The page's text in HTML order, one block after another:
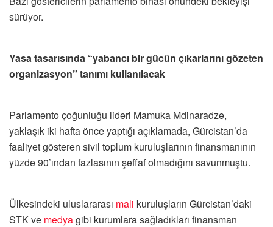
sürüyor.
Yasa tasarısında “yabancı bir gücün çıkarlarını gözeten
organizasyon” tanımı kullanılacak
Parlamento çoğunluğu lideri Mamuka Mdinaradze,
yaklaşık iki hafta önce yaptığı açıklamada, Gürcistan’da
faaliyet gösteren sivil toplum kuruluşlarının finansmanının
yüzde 90’ından fazlasının şeffaf olmadığını savunmuştu.
Ülkesindeki uluslararası mali kuruluşların Gürcistan’daki
STK ve medyagibi kurumlara sağladıkları finansman